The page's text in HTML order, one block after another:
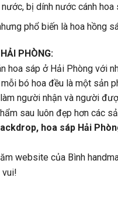
bị dính nước cánh hoa
phổ biến là hoa hồng
PHÒNG:
hoa sáp ở Hải Phòng với
bó hoa đều là một sản
người nhận và người
sau luôn đẹp hơn các
hoa sáp Hải
website của Bình
vui!